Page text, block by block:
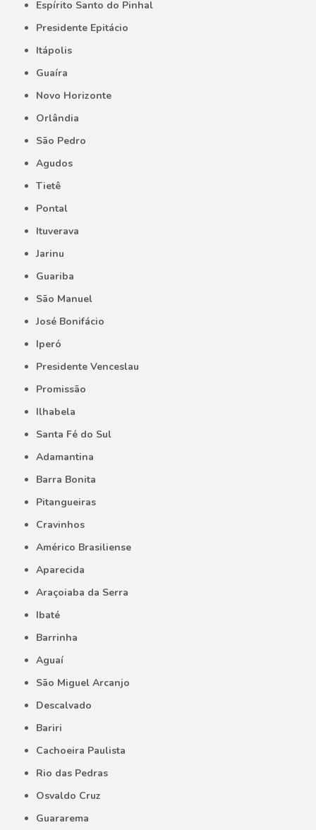
Espírito Santo do Pinhal
Presidente Epitácio
Itápolis
Guaíra
Novo Horizonte
Orlândia
São Pedro
Agudos
Tietê
Pontal
Ituverava
Jarinu
Guariba
São Manuel
José Bonifácio
Iperó
Presidente Venceslau
Promissão
Ilhabela
Santa Fé do Sul
Adamantina
Barra Bonita
Pitangueiras
Cravinhos
Américo Brasiliense
Aparecida
Araçoiaba da Serra
Ibaté
Barrinha
Aguaí
São Miguel Arcanjo
Descalvado
Bariri
Cachoeira Paulista
Rio das Pedras
Osvaldo Cruz
Guararema